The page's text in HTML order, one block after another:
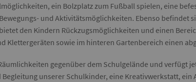
ein Bolzplatz zum Fußball spielen, eine
und Aktivitätsmöglichkeiten. Ebenso befindet
den Kindern Rückzugsmöglichkeiten und einen
Klettergeräten sowie im hinteren Gartenbereich einen
gegenüber dem Schulgelände und verfügt
unserer Schulkinder, eine Kreativwerkstatt,